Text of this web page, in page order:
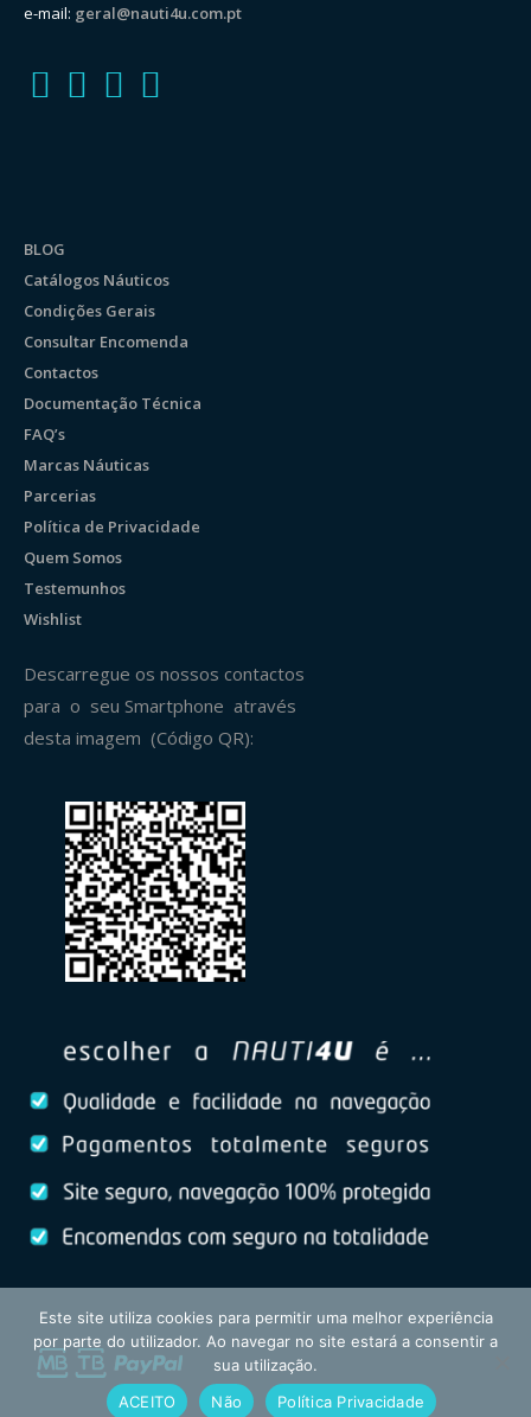
e-mail: geral@nauti4u.com.pt
BLOG
Catálogos Náuticos
Condições Gerais
Consultar Encomenda
Contactos
Documentação Técnica
FAQ’s
Marcas Náuticas
Parcerias
Política de Privacidade
Quem Somos
Testemunhos
Wishlist
Descarregue os nossos contactos
para o seu Smartphone através
desta imagem (Código QR):
Este site utiliza cookies para permitir uma melhor experiência
por parte do utilizador. Ao navegar no site estará a consentir a
sua utilização.
ACEITO
Não Política Privacidade